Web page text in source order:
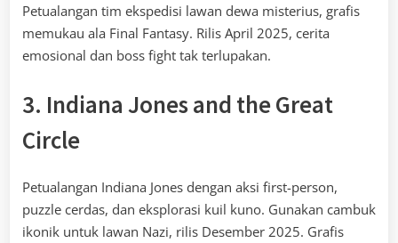
Petualangan tim ekspedisi lawan dewa misterius, grafis
memukau ala Final Fantasy. Rilis April 2025, cerita
emosional dan boss fight tak terlupakan.
3. Indiana Jones and the Great
Circle
Petualangan Indiana Jones dengan aksi first-person,
puzzle cerdas, dan eksplorasi kuil kuno. Gunakan cambuk
ikonik untuk lawan Nazi, rilis Desember 2025. Grafis